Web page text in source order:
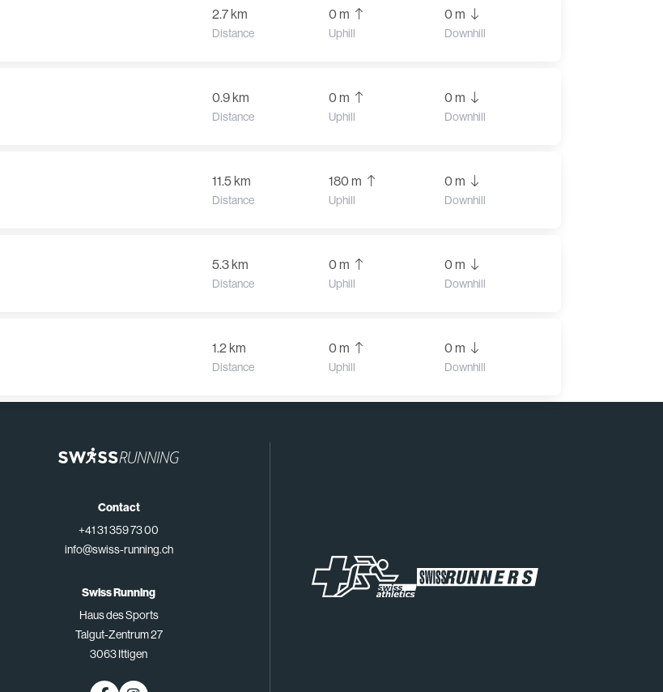
2.7 km
Distance
0 m
Uphill
0 m
Downhill
0.9 km
Distance
0 m
Uphill
0 m
Downhill
11.5 km
Distance
180 m
Uphill
0 m
Downhill
5.3 km
Distance
0 m
Uphill
0 m
Downhill
1.2 km
Distance
0 m
Uphill
0 m
Downhill
Contact
+41 31 359 73 00
info@swiss-running.ch
Swiss Running
Haus des Sports
Talgut-Zentrum 27
3063 Ittigen